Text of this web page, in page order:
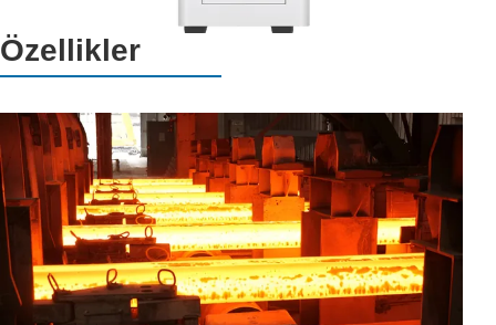
Özellikler